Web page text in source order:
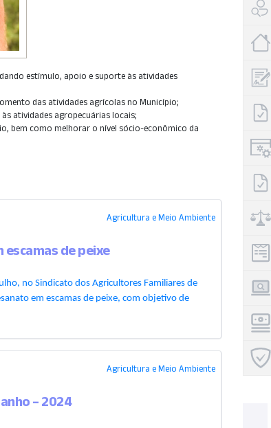
estímulo, apoio e suporte às atividades
das atividades agrícolas no Município;
atividades agropecuárias locais;
bem como melhorar o nível sócio-econômico da
Agricultura e Meio Ambiente
de peixe
no Sindicato dos Agricultores Familiares de
em escamas de peixe, com objetivo de
Agricultura e Meio Ambiente
– 2024